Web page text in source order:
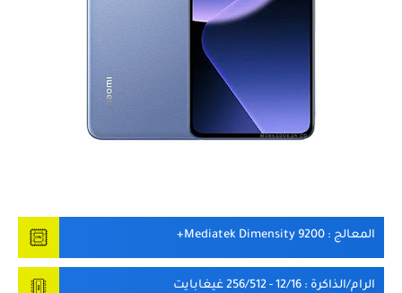
المعالج : Mediatek Dimensity 9200+
الرام/الذاكرة : 12/16 - 256/512 غيغابايت